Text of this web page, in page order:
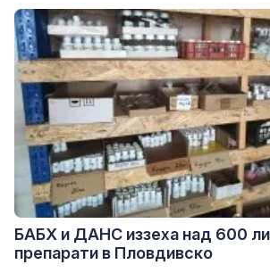
БАБХ и ДАНС иззеха над 600
препарати в Пловдивско